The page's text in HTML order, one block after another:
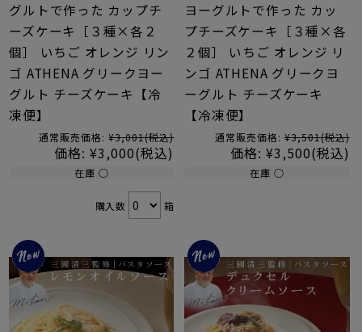
グルトで作った カップチ
ーズケーキ［３種×各２
個］ いちご オレンジ リン
ゴ ATHENA グリークヨー
グルト チーズケーキ【冷
凍便】
通常販売価格: ¥3,001(税込)
価格: ¥3,000(税込)
在庫 ○
購入数 箱
ヨーグルトで作った カッ
プチーズケーキ［３種×各
２個］ いちご オレンジ リ
ンゴ ATHENA グリークヨ
ーグルト チーズケーキ
【冷凍便】
通常販売価格: ¥3,501(税込)
価格: ¥3,500(税込)
在庫 ○